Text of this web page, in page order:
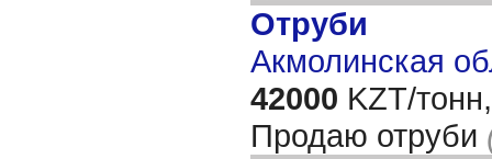
Отруби
Акмолинская
42000 KZT/тонн,
Продаю отруби